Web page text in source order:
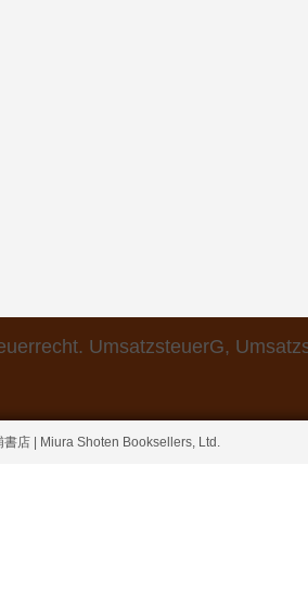
UmsatzsteuerG,
店 | Miura Shoten Booksellers, Ltd.